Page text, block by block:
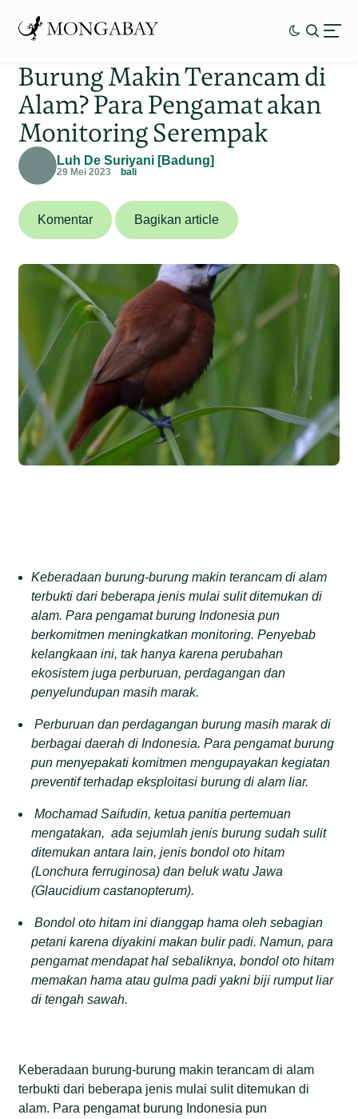
Burung Makin Terancam di
Alam? Para Pengamat akan
Monitoring Serempak
Luh De Suriyani [Badung]
29 Mei 2023 bali
Komentar Bagikan article
Keberadaan burung-burung makin terancam di alam
terbukti dari beberapa jenis mulai sulit ditemukan di
alam.Para pengamat burungIndonesia pun
berkomitmen meningkatkan monitoring.Penyebab
kelangkaan ini, tak hanya karena perubahan
ekosistem jugaperburuan,perdagangan dan
penyelundupan masih marak.
Perburuan dan perdagangan burungmasih marakdi
berbagai daerah diIndonesia.Para pengamat burung
punmenyepakati komitmen mengupayakan kegiatan
preventif terhadap eksploitasi burung di alam liar.
Mochamad Saifudin,ketuapanitia pertemuan
mengatakan, ada sejumlah jenis burung sudah sulit
ditemukanantara lain,jenisbondol oto hitam
(Lonchura ferruginosa) danbeluk watuJawa
(Glaucidium castanopterum).
Bondol oto hitam ini dianggap hama olehsebagian
petani karena diyakini makan bulir padi. Namun, para
pengamat mendapat hal sebaliknya,bondoloto hitam
memakan hama atau gulma padi yakni biji rumput liar
di tengah sawah.
Keberadaan burung-burung makin terancam di alam
terbukti dari beberapa jenis mulai sulit ditemukan di
alam. Para pengamat burung Indonesia pun